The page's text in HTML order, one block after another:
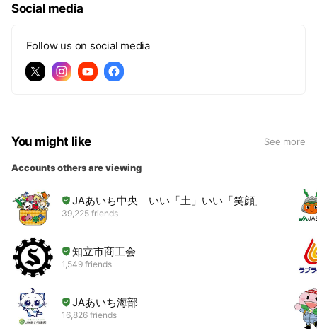
Social media
Follow us on social media
You might like See more
Accounts others are viewing
JAあいち中央 いい「土」いい「笑顔」
39,225 friends
知立市商工会
1,549 friends
JAあいち海部
16,826 friends